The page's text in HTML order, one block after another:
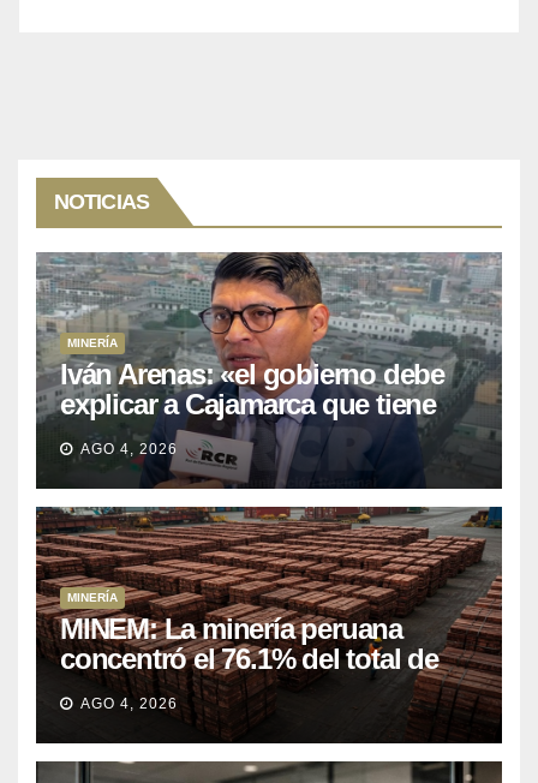
NOTICIAS
MINERÍA
Iván Arenas: «el gobierno debe
explicar a Cajamarca que tiene
US$ 16 mil millones en proyectos
mineros para salir de la pobreza
AGO 4, 2026
MINERÍA
MINEM: La minería peruana
concentró el 76.1% del total de
las exportaciones nacionales
entre enero y abril de 2026
AGO 4, 2026